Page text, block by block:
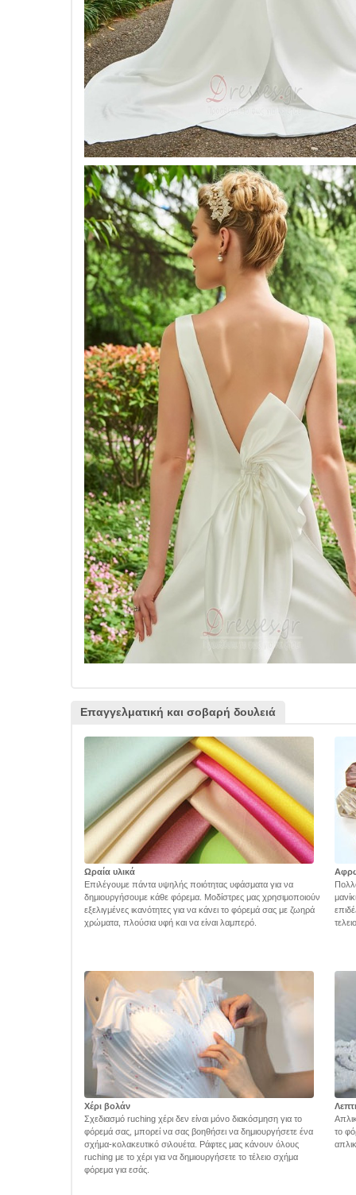
Επαγγελματική και σοβαρή δουλειά
Ωραία υλικά
Επιλέγουμε πάντα υψηλής ποιότητας υφάσματα για να
δημιουργήσουμε κάθε φόρεμα. Μοδίστρες μας χρησιμοποιούν
εξελιγμένες ικανότητες για να κάνει το φόρεμά σας με ζωηρά
χρώματα, πλούσια υφή και να είναι λαμπερό.
Χέρι βολάν
Σχεδιασμό ruching χέρι δεν είναι μόνο διακόσμηση για το
φόρεμά σας, μπορεί να σας βοηθήσει να δημιουργήσετε ένα
σχήμα-κολακευτικό σιλουέτα. Ράφτες μας κάνουν όλους
ruching με το χέρι για να δημιουργήσετε το τέλειο σχήμα
φόρεμα για εσάς.
το